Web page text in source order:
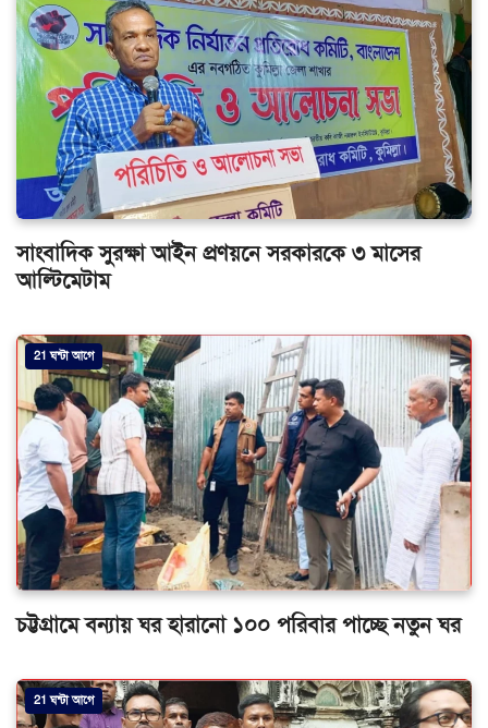
সাংবাদিক সুরক্ষা আইন প্রণয়নে সরকারকে ৩ মাসের
আল্টিমেটাম
21 ঘন্টা আগে
চট্টগ্রামে বন্যায় ঘর হারানো ১০০ পরিবার পাচ্ছে নতুন ঘর
21 ঘন্টা আগে